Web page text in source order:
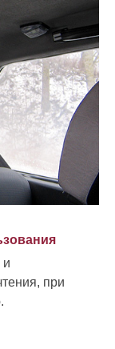
и
при